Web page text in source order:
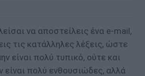
να αποστείλεις ένα e-mail,
τις κατάλληλες λέξεις, ώστε
είναι πολύ τυπικό, ούτε και
είναι πολύ ενθουσιώδες, αλλά